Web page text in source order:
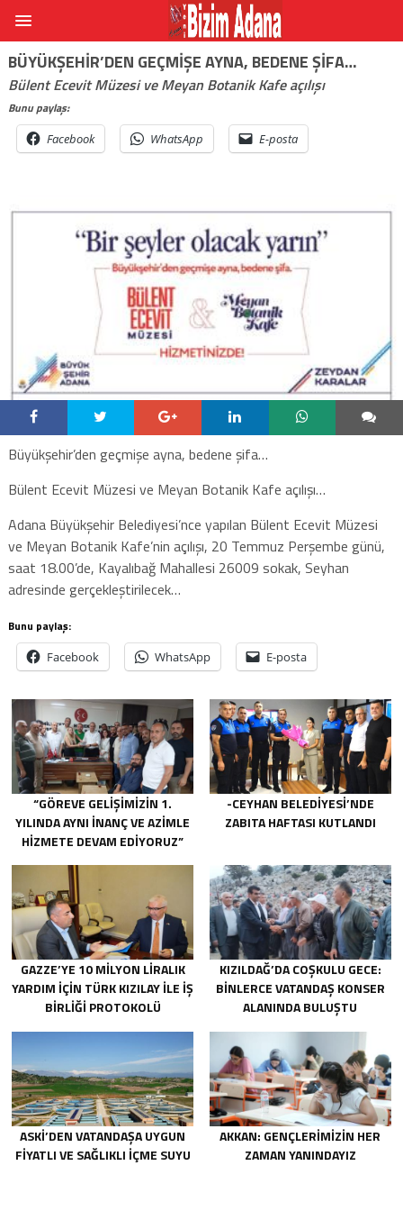
BÜYÜKŞEHIR’DEN GEÇMIŞE AYNA, BEDENE ŞIFA…
Bülent Ecevit Müzesi ve Meyan Botanik Kafe açılışı
Bunu paylaş:
Facebook WhatsApp E-posta
Büyükşehir’den geçmişe ayna, bedene şifa…
Bülent Ecevit Müzesi ve Meyan Botanik Kafe açılışı…
Adana Büyükşehir Belediyesi’nce yapılan Bülent Ecevit Müzesi
ve Meyan Botanik Kafe’nin açılışı, 20 Temmuz Perşembe günü,
saat 18.00’de, Kayalıbağ Mahallesi 26009 sokak, Seyhan
adresinde gerçekleştirilecek…
Bunu paylaş:
Facebook WhatsApp E-posta
“GÖREVE GELIŞIMIZIN 1.
YILINDA AYNI INANÇ VE AZIMLE
HIZMETE DEVAM EDIYORUZ”
-CEYHAN BELEDIYESI’NDE
ZABITA HAFTASI KUTLANDI
GAZZE’YE 10 MILYON LIRALIK
YARDIM IÇIN TÜRK KIZILAY ILE IŞ
BIRLIĞI PROTOKOLÜ
KIZILDAĞ’DA COŞKULU GECE:
BINLERCE VATANDAŞ KONSER
ALANINDA BULUŞTU
ASKİ’DEN VATANDAŞA UYGUN
FIYATLI VE SAĞLIKLI IÇME SUYU
AKKAN: GENÇLERIMIZIN HER
ZAMAN YANINDAYIZ